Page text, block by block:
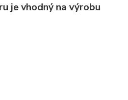
je vhodný na výrobu